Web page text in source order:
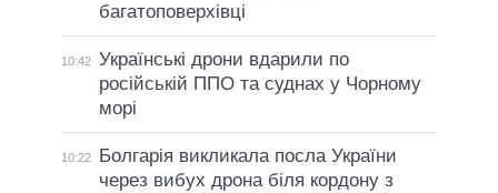
багатоповерхівці
10:42 Українські дрони вдарили по
російській ППО та суднах у Чорному
морі
10:22
Болгарія викликала посла України
через вибух дрона біля кордону з